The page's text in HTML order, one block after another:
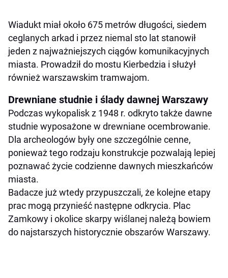
Wiadukt miał około 675 metrów długości, siedem
ceglanych arkad i przez niemal sto lat stanowił
jeden z najważniejszych ciągów komunikacyjnych
miasta. Prowadził do mostu Kierbedzia i służył
również warszawskim tramwajom.
Drewniane studnie i ślady dawnej Warszawy
Podczas wykopalisk z 1948 r. odkryto także dawne
studnie wyposażone w drewniane ocembrowanie.
Dla archeologów były one szczególnie cenne,
ponieważ tego rodzaju konstrukcje pozwalają lepiej
poznawać życie codzienne dawnych mieszkańców
miasta.
Badacze już wtedy przypuszczali, że kolejne etapy
prac mogą przynieść następne odkrycia. Plac
Zamkowy i okolice skarpy wiślanej należą bowiem
do najstarszych historycznie obszarów Warszawy.